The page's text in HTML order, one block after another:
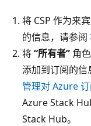
将 CSP 作为来
的信息，请参阅
将“所有者” 角
添加到订阅的信
管理对 Azure
Azure Stack
Stack Hub。